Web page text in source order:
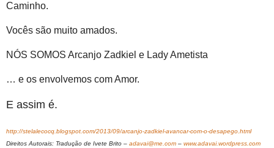
Caminho.
Vocês são muito amados.
NÓS SOMOS Arcanjo Zadkiel e Lady Ametista
… e os envolvemos com Amor.
E assim é.
http://stelalecocq.blogspot.com/2013/09/arcanjo-zadkiel-avancar-com-o-desapego.html
Direitos Autorais: Tradução de Ivete Brito – adavai@me.com – www.adavai.wordpress.com